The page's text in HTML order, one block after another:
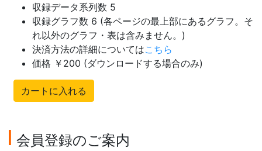
収録データ系列数 5
収録グラフ数 6 (各ページの最上部にあるグラフ。そ
れ以外のグラフ・表は含みません。)
決済方法の詳細についてはこちら
価格 ￥200 (ダウンロードする場合のみ)
カートに入れる
会員登録のご案内